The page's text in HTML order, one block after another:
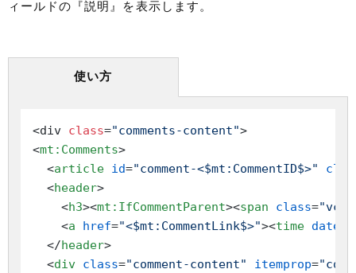
ィールドの『説明』を表示します。
使い方
<div class="comments-content"
<mt:Comments>
<article id="comment-<$mt:CommentID$>"
<header>
<h3><mt:IfCommentParent><span class=
<a href="<$mt:CommentLink$>"><time
</header>
<div class="comment-content" itemprop=